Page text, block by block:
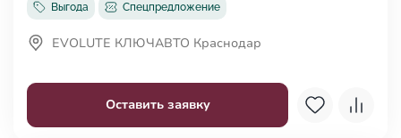
Выгода Спецпредложение
Оставить заявку
EVOLUTE КЛЮЧАВТО Краснодар